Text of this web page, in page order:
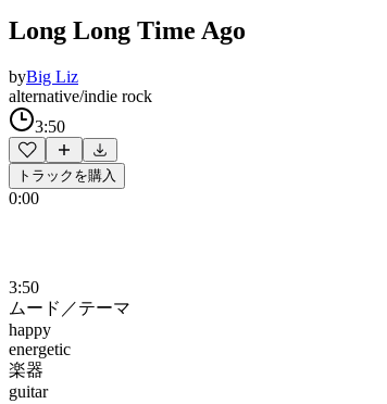
Long Long Time Ago
byBig Liz
alternative/indie rock
3:50
トラックを購入
0:00
3:50
ムード／テーマ
happy
energetic
楽器
guitar